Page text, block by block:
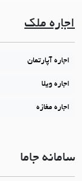
اجاره ملک
اجاره آپارتمان
اجاره ویلا
اجاره مغازه
سامانه جاما